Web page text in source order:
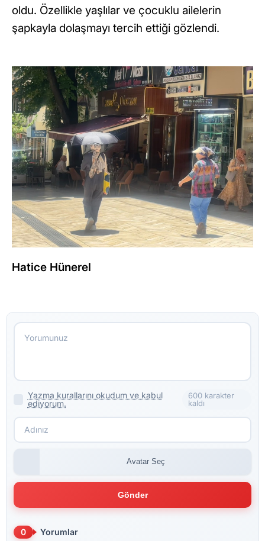
oldu. Özellikle yaşlılar ve çocuklu ailelerin
şapkayla dolaşmayı tercih ettiği gözlendi.
Hatice Hünerel
Yazma kurallarını okudum ve kabul
ediyorum.
600 karakter
kaldı
Avatar Seç
Gönder
0 Yorumlar